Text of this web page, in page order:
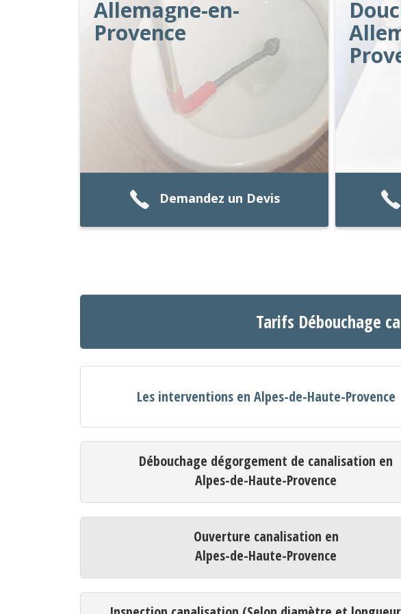
Allemagne-en-
Provence
Demandez un Devis
Tarifs Débouchage
Les interventions en Alpes-de-Haute-Provence
Débouchage dégorgement de canalisation en
Alpes-de-Haute-Provence
Ouverture canalisation en
Alpes-de-Haute-Provence